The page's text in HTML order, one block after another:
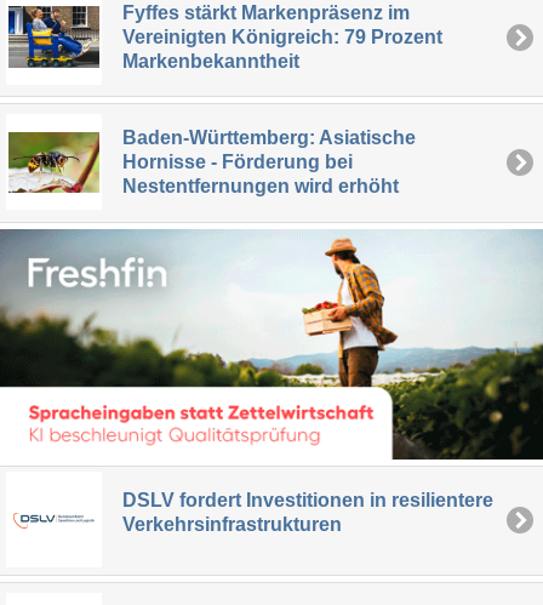
Fyffes stärkt Markenpräsenz im
Vereinigten Königreich: 79 Prozent
Markenbekanntheit
Baden-Württemberg: Asiatische
Hornisse - Förderung bei
Nestentfernungen wird erhöht
DSLV fordert Investitionen in resilientere
Verkehrsinfrastrukturen